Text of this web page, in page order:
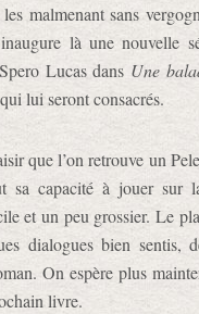
malmenant sans
là une
Lucas dans Une
lui seront consacrés.
que l’on retrouve un
sa capacité à jouer sur
et un peu grossier. Le
dialogues bien
On espère plus
livre.